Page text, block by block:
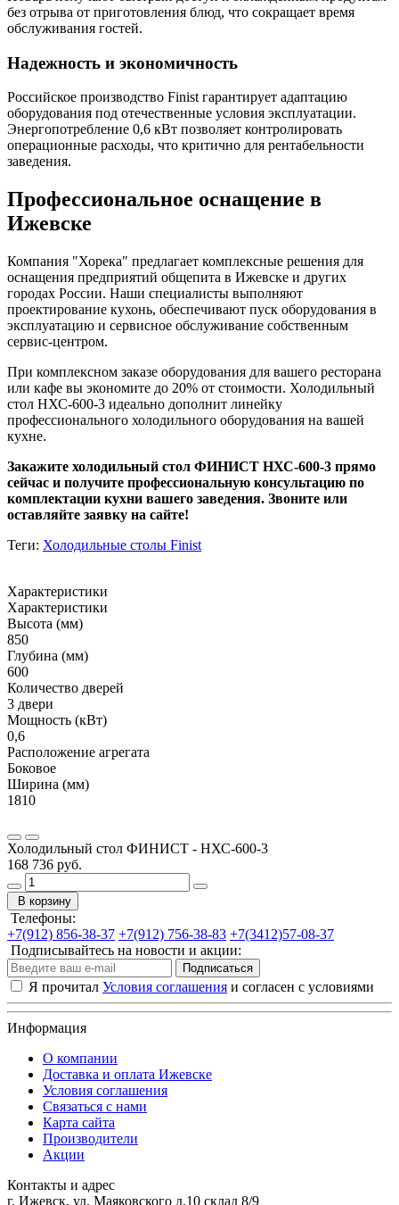
без отрыва от приготовления блюд, что сокращает время
обслуживания гостей.
Надежность и экономичность
Российское производство Finist гарантирует адаптацию
оборудования под отечественные условия эксплуатации.
Энергопотребление 0,6 кВт позволяет контролировать
операционные расходы, что критично для рентабельности
заведения.
Профессиональное оснащение в
Ижевске
Компания "Хорека" предлагает комплексные решения для
оснащения предприятий общепита в Ижевске и других
городах России. Наши специалисты выполняют
проектирование кухонь, обеспечивают пуск оборудования в
эксплуатацию и сервисное обслуживание собственным
сервис-центром.
При комплексном заказе оборудования для вашего ресторана
или кафе вы экономите до 20% от стоимости. Холодильный
стол НХС-600-3 идеально дополнит линейку
профессионального холодильного оборудования на вашей
кухне.
Закажите холодильный стол ФИНИСТ НХС-600-3 прямо
сейчас и получите профессиональную консультацию по
комплектации кухни вашего заведения. Звоните или
оставляйте заявку на сайте!
Теги: Холодильные столы Finist
Характеристики
Характеристики
Высота (мм)
850
Глубина (мм)
600
Количество дверей
3 двери
Мощность (кВт)
0,6
Расположение агрегата
Боковое
Ширина (мм)
1810
Холодильный стол ФИНИСТ - НХС-600-3
168 736 руб.
В корзину
Телефоны:
+7(912) 856-38-37 +7(912) 756-38-83 +7(3412)57-08-37
Подписывайтесь на новости и акции:
Подписаться
Я прочитал Условия соглашения и согласен с условиями
Информация
О компании
Доставка и оплата Ижевске
Условия соглашения
Связаться с нами
Карта сайта
Производители
Акции
Контакты и адрес
г. Ижевск, ул. Маяковского д.10 склад 8/9